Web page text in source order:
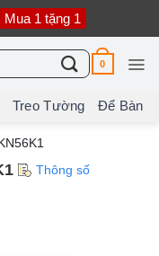
Mua 1 tặng 1
0
Treo Tường Để Bàn
Thông số